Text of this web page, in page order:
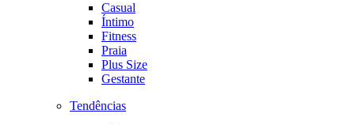
Casual
Íntimo
Fitness
Praia
Plus Size
Gestante
Tendências